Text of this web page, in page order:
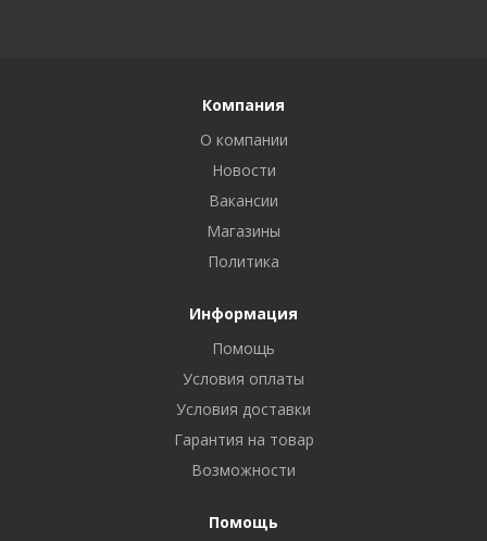
Компания
О компании
Новости
Вакансии
Магазины
Политика
Информация
Помощь
Условия оплаты
Условия доставки
Гарантия на товар
Возможности
Помощь